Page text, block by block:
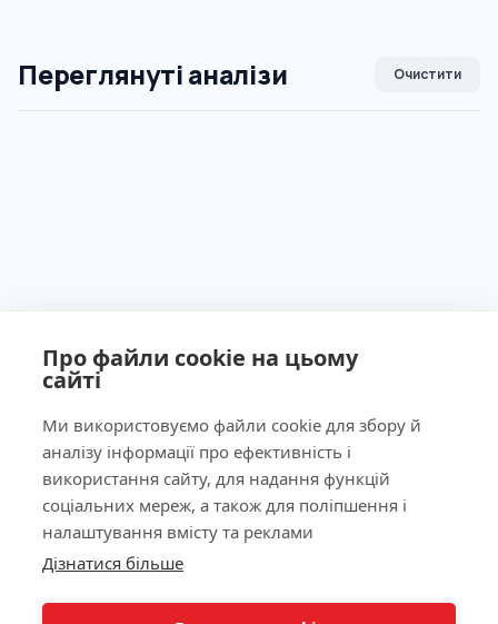
Про файли cookie на цьому
сайті
Ми використовуємо файли cookie для збору й
аналізу інформації про ефективність і
використання сайту, для надання функцій
соціальних мереж, а також для поліпшення і
налаштування вмісту та реклами
Дізнатися більше
Переглянуті аналізи Очистити
Ліцензія МОЗ України №603260 від 23.09.2011
Наша адреса
КНОПКА